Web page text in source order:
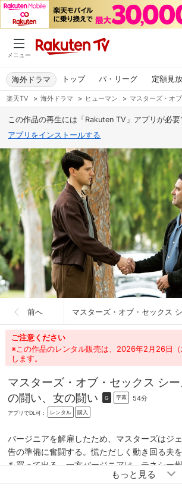
メニュー
トップ パ・リーグ 定額見
海外ドラマ
楽天TV > 海外ドラマ > ヒューマン > マスターズ・オ
この作品の再生には「Rakuten TV」アプリが必要
アプリをインストールする
前へ
ご注意ください
※この作品のレンタル販売は、2026年2月26日
します。
マスターズ・オブ・セックス シ
の闘い、女の闘い
G 字幕 54分
アプリでDL可： レンタル 購入
バージニアを解雇したため、マスターズはジ
告の準備に奮闘する。慌ただしく動き回る夫
を買って出る。一方バージニアは、テネシー
れる産婦人科会議でガン検診の重要性を訴え